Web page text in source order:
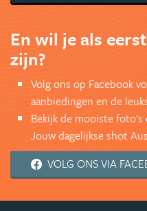
En wil je als
zijn?
Volg ons op Facebook
aanbiedingen en de
Bekijk de mooiste
Jouw dagelijkse shot
VOLG ONS VIA